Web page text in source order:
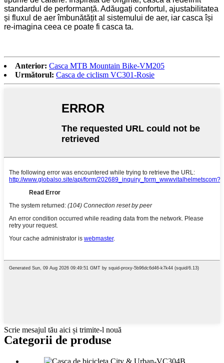
standardul de performanță. Adăugați confortul, ajustabilitatea
și fluxul de aer îmbunătățit al sistemului de aer, iar casca își
re-imagina ceea ce poate fi casca ta.
Anterior: Casca MTB Mountain Bike-VM205
Următorul: Casca de ciclism VC301-Rosie
Scrie mesajul tău aici și trimite-l nouă
Categorii de produse